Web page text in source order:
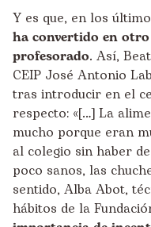
Y es que, en los
ha convertido en
profesorado. Así,
CEIP José Antonio
tras introducir en el
respecto: «[…] La
mucho porque eran
al colegio sin haber
poco sanos, las
sentido, Alba Abot,
hábitos de la